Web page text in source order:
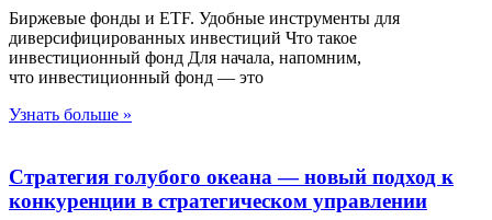
Биржевые фонды и ETF. Удобные инструменты для
диверсифицированных инвестиций Что такое
инвестиционный фонд Для начала, напомним,
что инвестиционный фонд — это
Узнать больше »
Стратегия голубого океана — новый подход к
конкуренции в стратегическом управлении